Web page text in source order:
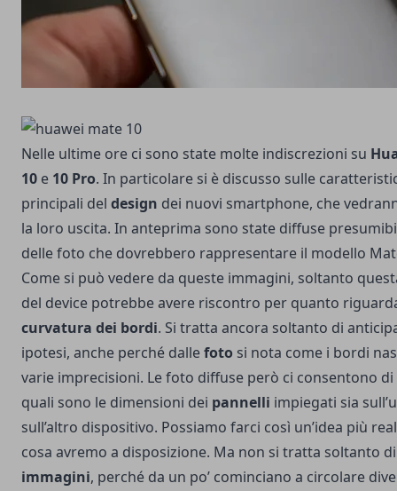
Nelle ultime ore ci sono state molte indiscrezioni su
10 e 10 Pro. In particolare si è discusso sulle
principali del design dei nuovi smartphone, che
la loro uscita. In anteprima sono state diffuse
delle foto che dovrebbero rappresentare il modello
Come si può vedere da queste immagini, soltanto
del device potrebbe avere riscontro per quanto
curvatura dei bordi. Si tratta ancora soltanto di
ipotesi, anche perché dallefoto si nota come i bordi
varie imprecisioni. Le foto diffuse però ci consentono di
quali sono le dimensioni dei pannelli impiegati sia
sull’altro dispositivo. Possiamo farci così un’idea più
cosa avremo a disposizione. Ma non si tratta soltanto di
immagini, perché da un po’ cominciano a circolare